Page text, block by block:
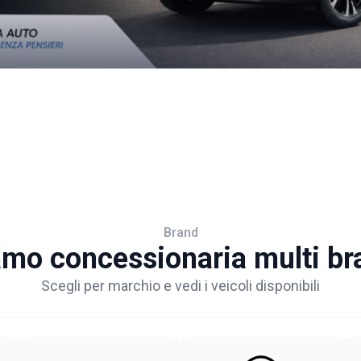
Brand
concessionaria multi
Scegli per marchio e vedi i veicoli disponibili